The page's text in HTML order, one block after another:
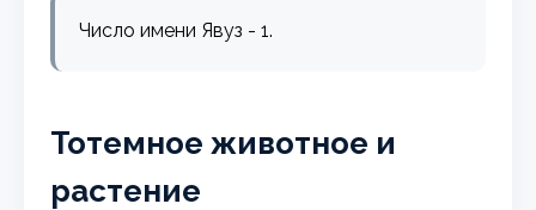
Число имени Явуз - 1.
Тотемное животное и
растение